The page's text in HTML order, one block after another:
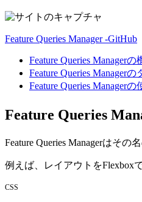
Feature Queries Manager -GitHub
Feature Queries Managerの
Feature Queries Manager
Feature Queries Managerの
Feature Queries
Feature Queries Managerはそ
例えば、レイアウトをFlexbox
CSS